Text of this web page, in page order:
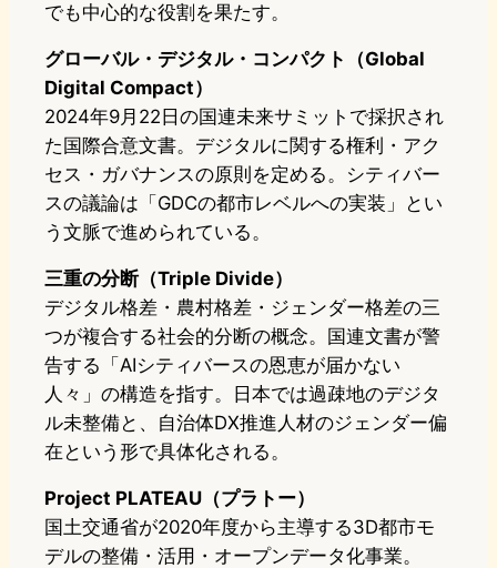
でも中心的な役割を果たす。
グローバル・デジタル・コンパクト（Global
Digital Compact）
2024年9月22日の国連未来サミットで採択され
た国際合意文書。デジタルに関する権利・アク
セス・ガバナンスの原則を定める。シティバー
スの議論は「GDCの都市レベルへの実装」とい
う文脈で進められている。
三重の分断（Triple Divide）
デジタル格差・農村格差・ジェンダー格差の三
つが複合する社会的分断の概念。国連文書が警
告する「AIシティバースの恩恵が届かない
人々」の構造を指す。日本では過疎地のデジタ
ル未整備と、自治体DX推進人材のジェンダー偏
在という形で具体化される。
Project PLATEAU（プラトー）
国土交通省が2020年度から主導する3D都市モ
デルの整備・活用・オープンデータ化事業。